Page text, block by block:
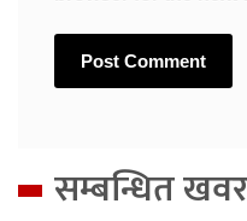
सम्बन्धित खवर